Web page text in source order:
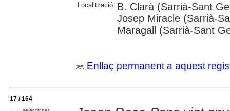
Localització: B. Clarà (Sarrià-Sant
Josep Miracle (Sarrià-
Maragall (Sarrià-Sant
Enllaç permanent a aquest
17 / 164